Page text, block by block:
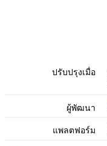
ปรับปรุงเมื่อ
ผู้พัฒนา
แพลตฟอร์ม